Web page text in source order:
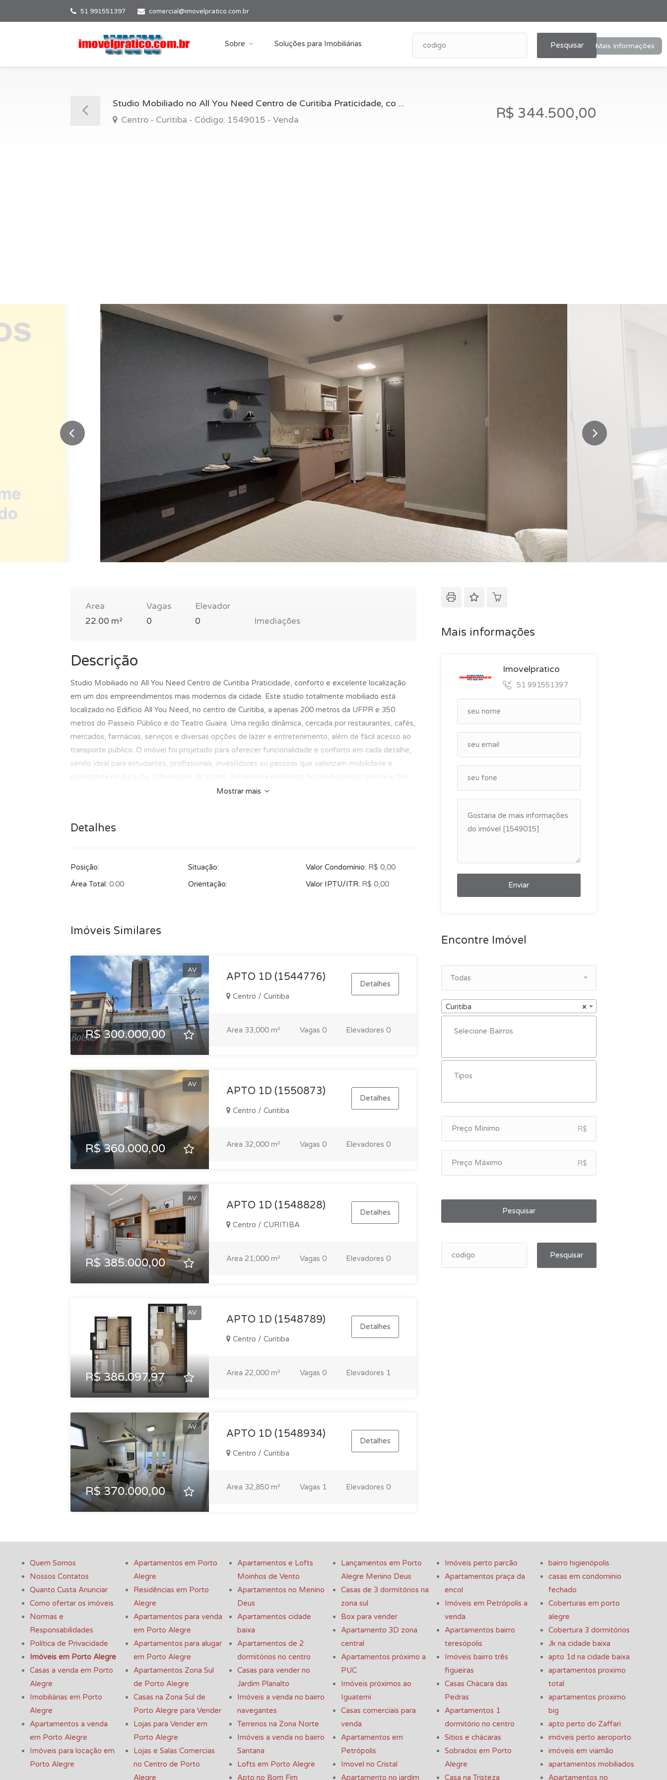
51 991551397 comercial@imovelpratico.com.br
Sobre Soluções para Imobiliárias Pesquisar
Studio Mobiliado no All You Need Centro de Curitiba Praticidade, co ...
Centro - Curitiba - Código: 1549015 - Venda R$ 344.500,00
Area
22.00 m²
Vagas
0
Elevador
0
Imediações
Descrição
Studio Mobiliado no All You Need Centro de Curitiba Praticidade, conforto e excelente localização
em um dos empreendimentos mais modernos da cidade. Este studio totalmente mobiliado está
localizado no Edifício All You Need, no centro de Curitiba, a apenas 200 metros da UFPR e 350
metros do Passeio Público e do Teatro Guaíra. Uma região dinâmica, cercada por restaurantes, cafés,
mercados, farmácias, serviços e diversas opções de lazer e entretenimento, além de fácil acesso ao
transporte público. O imóvel foi projetado para oferecer funcionalidade e conforto em cada detalhe,
sendo ideal para estudantes, profissionais, investidores ou pessoas que valorizam mobilidade e
Piso vinílico Chuveiro a gás Espaço home office Armário planejado Cama box de casal Geladeira
Área de bem-estar Cozinha compartilhada Rooftop com vista panorâmica Bicicletário Café
Curitiba. Agende sua visita e descubra tudo o que este empreendimento pode oferecer.
Mostrar mais
Detalhes
Posição:
Área Total: 0.00
Situação:
Orientação:
Valor Condomínio: R$ 0,00
Valor IPTU/ITR: R$ 0,00
Imóveis Similares
AV
R$ 300.000,00
APTO 1D (1544776)
Centro / Curitiba
Detalhes
Area 33,000 m² Vagas 0 Elevadores 0
AV
R$ 360.000,00
APTO 1D (1550873)
Centro / Curitiba
Detalhes
Area 32,000 m² Vagas 0 Elevadores 0
AV
R$ 385.000,00
APTO 1D (1548828)
Centro / CURITIBA
Detalhes
Area 21,000 m² Vagas 0 Elevadores 0
AV
R$ 386.097,97
APTO 1D (1548789)
Centro / Curitiba
Detalhes
Area 22,000 m² Vagas 0 Elevadores 1
AV
R$ 370.000,00
APTO 1D (1548934)
Centro / Curitiba
Detalhes
Area 32,850 m² Vagas 1 Elevadores 0
Mais informações
Imovelpratico
51 991551397
Enviar
Encontre Imóvel
Todas
×
Curitiba
R$
R$
Pesquisar
Pesquisar
Quem Somos
Nossos Contatos
Quanto Custa Anunciar
Como ofertar os imóveis
Normas e
Responsabilidades
Política de Privacidade
Imóveis em Porto Alegre
Casas a venda em Porto
Alegre
Imobiliárias em Porto
Alegre
Apartamentos a venda
em Porto Alegre
Imóveis para locação em
Porto Alegre
Apartamentos em Porto
Alegre
Residências em Porto
Alegre
Apartamentos para venda
em Porto Alegre
Apartamentos para alugar
em Porto Alegre
Apartamentos Zona Sul
de Porto Alegre
Casas na Zona Sul de
Porto Alegre para Vender
Lojas para Vender em
Porto Alegre
Lojas e Salas Comercias
no Centro de Porto
Alegre
Apartamentos e Lofts
Moinhos de Vento
Apartamentos no Menino
Deus
Apartamentos cidade
baixa
Apartamentos de 2
dormitórios no centro
Casas para vender no
Jardim Planalto
Imóveis a venda no bairro
navegantes
Terrenos na Zona Norte
Imóveis a venda no bairro
Santana
Lofts em Porto Alegre
Apto no Bom Fim
Lançamentos em Porto
Alegre Menino Deus
Casas de 3 dormitórios na
zona sul
Box para vender
Apartamento 3D zona
central
Apartamentos próximo a
PUC
Imóveis próximos ao
Iguatemi
Casas comerciais para
venda
Apartamentos em
Petrópolis
Imovel no Cristal
Apartamento no jardim
Imóveis perto parcão
Apartamentos praça da
encol
Imóveis em Petrópolis a
venda
Apartamentos bairro
teresópolis
Imóveis bairro três
figueiras
Casas Chácara das
Pedras
Apartamentos 1
dormitório no centro
Sítios e chácaras
Sobrados em Porto
Alegre
Casa na Tristeza
bairro higienópolis
casas em condominio
fechado
Coberturas em porto
alegre
Cobertura 3 dormitórios
Jk na cidade baixa
apto 1d na cidade baixa
apartamentos proximo
total
apartamentos proximo
big
apto perto do Zaffari
imóveis perto aeroporto
imóveis em viamão
apartamentos mobiliados
Apartamentos no
Mais Informações